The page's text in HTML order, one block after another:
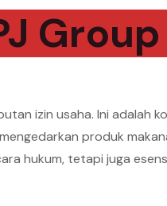
Group
izin usaha. Ini adalah
produk
hukum, tetapi juga